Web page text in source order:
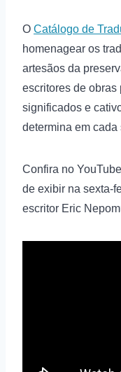
O Catálogo de
homenagear os
artesãos da
escritores de obras
significados e
determina em
Confira no
de exibir na sexta-
escritor Eric